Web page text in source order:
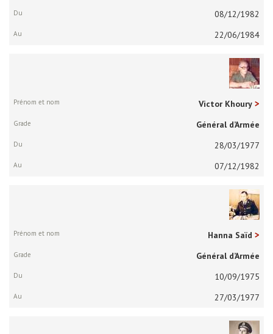
08/12/1982
22/06/1984
Victor Khoury
Général d’Armée
28/03/1977
07/12/1982
Hanna Saïd
Général d’Armée
10/09/1975
27/03/1977